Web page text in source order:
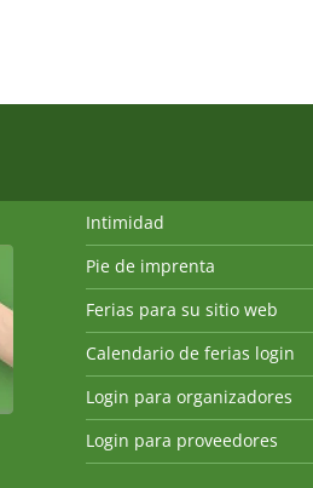
Intimidad
Pie de imprenta
Ferias para su sitio web
Calendario de ferias login
Login para organizadores
Login para proveedores